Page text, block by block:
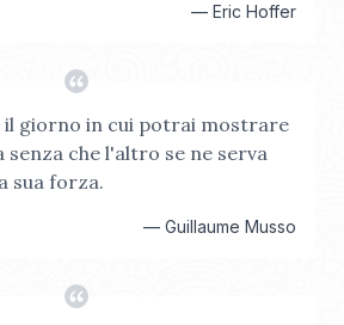
— Eric Hoffer
il giorno in cui potrai mostrare
senza che l'altro se ne serva
sua forza.
— Guillaume Musso